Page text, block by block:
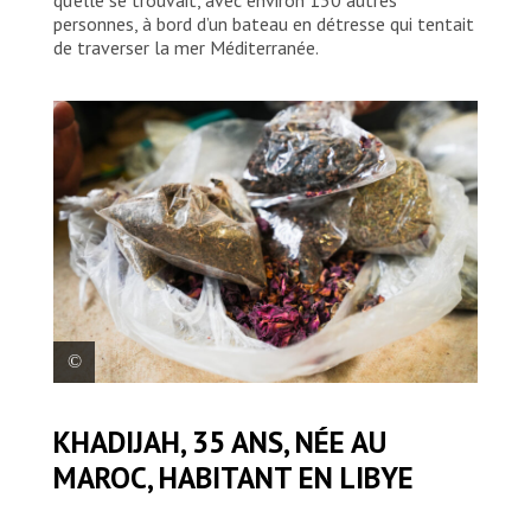
personnes, à bord d’un bateau en détresse qui tentait
de traverser la mer Méditerranée.
Mohamad Cheblak/MSF
KHADIJAH, 35 ANS, NÉE AU
MAROC, HABITANT EN LIBYE